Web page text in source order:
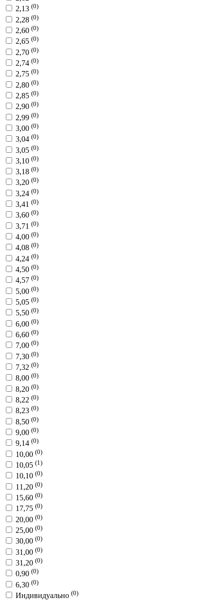
2,13 (0)
2,28 (0)
2,60 (0)
2,65 (0)
2,70 (0)
2,74 (0)
2,75 (0)
2,80 (0)
2,85 (0)
2,90 (0)
2,99 (0)
3,00 (0)
3,04 (0)
3,05 (0)
3,10 (0)
3,18 (0)
3,20 (0)
3,24 (0)
3,41 (0)
3,60 (0)
3,71 (0)
4,00 (0)
4,08 (0)
4,24 (0)
4,50 (0)
4,57 (0)
5,00 (0)
5,05 (0)
5,50 (0)
6,00 (0)
6,60 (0)
7,00 (0)
7,30 (0)
7,32 (0)
8,00 (0)
8,20 (0)
8,22 (0)
8,23 (0)
8,50 (0)
9,00 (0)
9,14 (0)
10,00 (0)
10,05 (1)
10,10 (0)
11,20 (0)
15,60 (0)
17,75 (0)
20,00 (0)
25,00 (0)
30,00 (0)
31,00 (0)
31,20 (0)
0,90 (0)
6,30 (0)
Индивидуально (0)